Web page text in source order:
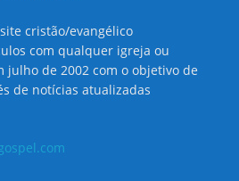
cristão/evangélico
com qualquer igreja ou
julho de 2002 com o objetivo de
de notícias atualizadas